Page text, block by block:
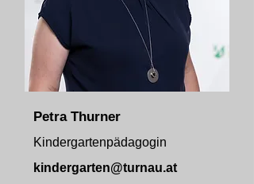
Petra Thurner
Kindergartenpädagogin
kindergarten@turnau.at